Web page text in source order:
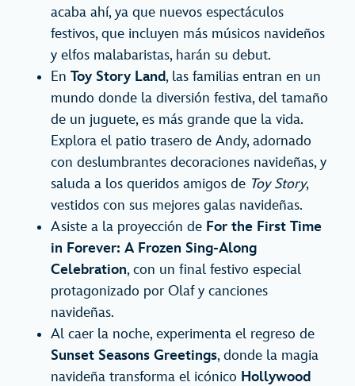
acaba ahí, ya que nuevos espectáculos
festivos, que incluyen más músicos navideños
y elfos malabaristas, harán su debut.
En Toy Story Land, las familias entran en un
mundo donde la diversión festiva, del tamaño
de un juguete, es más grande que la vida.
Explora el patio trasero de Andy, adornado
con deslumbrantes decoraciones navideñas, y
saluda a los queridos amigos de Toy Story,
vestidos con sus mejores galas navideñas.
Asiste a la proyección de For the First Time
in Forever: A Frozen Sing-Along
Celebration, con un final festivo especial
protagonizado por Olaf y canciones
navideñas.
Al caer la noche, experimenta el regreso de
Sunset Seasons Greetings, donde la magia
navideña transforma el icónico Hollywood